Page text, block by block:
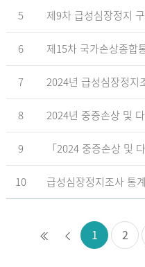
5
6
7
8
9
10 급성심장정지조사 통
1 2